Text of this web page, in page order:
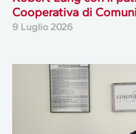
Cooperativa di
9 Luglio 2026